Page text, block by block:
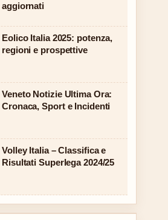
aggiornati
Eolico Italia 2025: potenza,
regioni e prospettive
Veneto Notizie Ultima Ora:
Cronaca, Sport e Incidenti
Volley Italia – Classifica e
Risultati Superlega 2024/25